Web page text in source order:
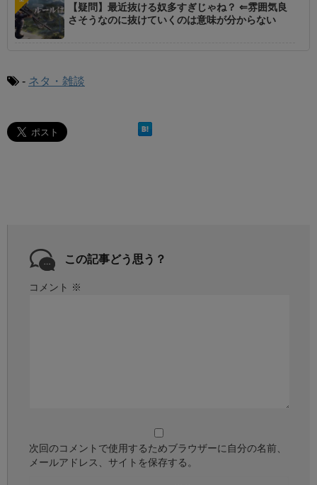
【疑問】最近抜ける奴多すぎじゃね？ ⇐雰囲気良
さそうなのに抜けていくのは意味が分からない
- ネタ・雑談
この記事どう思う？
コメント ※
次回のコメントで使用するためブラウザーに自分の名前、
メールアドレス、サイトを保存する。